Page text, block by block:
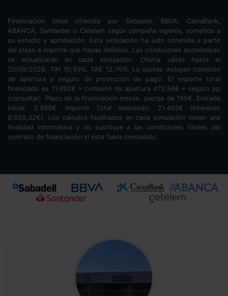
Financiación lineal ofrecida por Sabadell, BBVA, CaixaBank,
ABANCA, Santander o Cetelem según campaña vigente, sometida a
su estudio y aprobación. Esta simulación ha sido obtenida a partir
del plazo e importe que hayas definido. Las condiciones económicas
se actualizarán en cada simulación. Oferta válida hasta el
20/08/2026. TIN 10,99%. TAE 12,76%. La cuotas incluyen comisión
de apertura y seguro de protección de pago. El importe total
financiado es 11.992€ + comisión de apertura 473,68€ + seguro pp
(consultar). Plazo de la financiación meses. cuotas de 199€. Entrada
inicial: 3.998€. Importe Total adeudado: 21.492€ (intereses
9.026,32€). Los cálculos facilitados en cada simulación tienen una
finalidad informativa y no sustituye a las condiciones finales del
contrato de financiación si este fuera concedido.